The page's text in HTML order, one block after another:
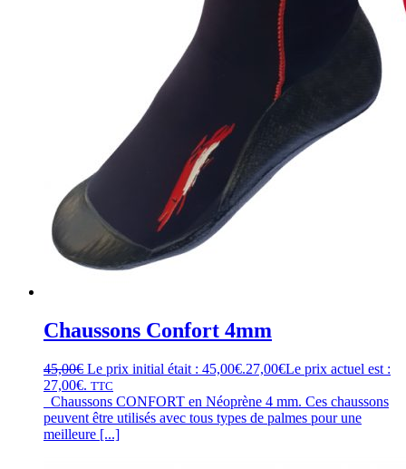
Chaussons Confort 4mm
45,00€ Le prix initial était : 45,00€.27,00€Le prix actuel est :
27,00€. TTC
Chaussons CONFORT en Néoprène 4 mm. Ces chaussons
peuvent être utilisés avec tous types de palmes pour une
meilleure [...]